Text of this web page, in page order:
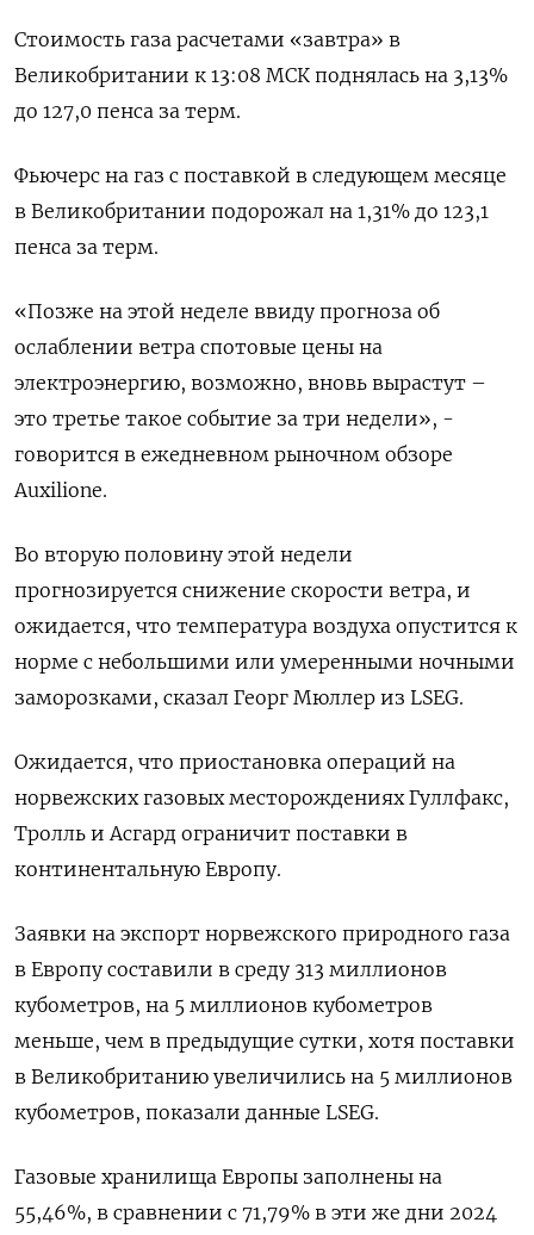
Стоимость газа расчетами «завтра» в
Великобритании к 13:08 МСК поднялась на 3,13%
до 127,0 пенса за терм.
Фьючерс на газ с поставкой в следующем месяце
в Великобритании подорожал на 1,31% до 123,1
пенса за терм.
«Позже на этой неделе ввиду прогноза об
ослаблении ветра спотовые цены на
электроэнергию, возможно, вновь вырастут –
это третье такое событие за три недели», -
говорится в ежедневном рыночном обзоре
Auxilione.
Во вторую половину этой недели
прогнозируется снижение скорости ветра, и
ожидается, что температура воздуха опустится к
норме с небольшими или умеренными ночными
заморозками, сказал Георг Мюллер из LSEG.
Ожидается, что приостановка операций на
норвежских газовых месторождениях Гуллфакс,
Тролль и Асгард ограничит поставки в
континентальную Европу.
Заявки на экспорт норвежского природного газа
в Европу составили в среду 313 миллионов
кубометров, на 5 миллионов кубометров
меньше, чем в предыдущие сутки, хотя поставки
в Великобританию увеличились на 5 миллионов
кубометров, показали данные LSEG.
Газовые хранилища Европы заполнены на
55,46%, в сравнении с 71,79% в эти же дни 2024